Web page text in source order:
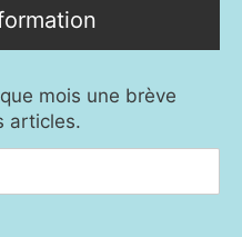
mois une brève
articles.